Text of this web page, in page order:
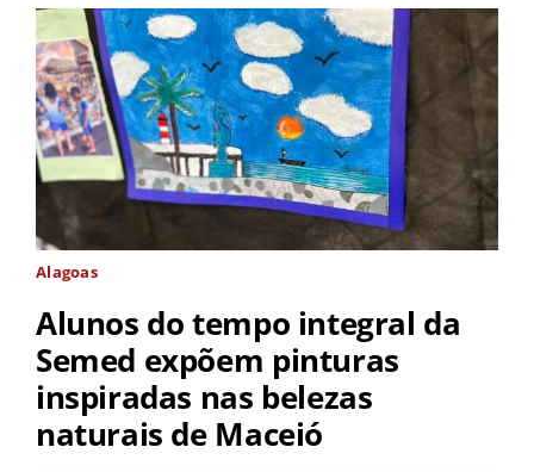
Alagoas
Alunos do tempo integral da
Semed expõem pinturas
inspiradas nas belezas
naturais de Maceió